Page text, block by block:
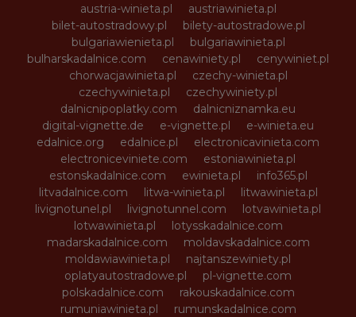
austria-winieta.pl
austriawinieta.pl
bilet-autostradowy.pl
bilety-autostradowe.pl
bulgariawienieta.pl
bulgariawinieta.pl
bulharskadalnice.com
cenawiniety.pl
cenywiniet.pl
chorwacjawinieta.pl
czechy-winieta.pl
czechywinieta.pl
czechywiniety.pl
dalnicnipoplatky.com
dalnicniznamka.eu
digital-vignette.de
e-vignette.pl
e-winieta.eu
edalnice.org
edalnice.pl
electronicavinieta.com
electroniceviniete.com
estoniawinieta.pl
estonskadalnice.com
ewinieta.pl
info365.pl
litvadalnice.com
litwa-winieta.pl
litwawinieta.pl
livignotunel.pl
livignotunnel.com
lotvawinieta.pl
lotwawinieta.pl
lotysskadalnice.com
madarskadalnice.com
moldavskadalnice.com
moldawiawinieta.pl
najtanszewiniety.pl
oplatyautostradowe.pl
pl-vignette.com
polskadalnice.com
rakouskadalnice.com
rumuniawinieta.pl
rumunskadalnice.com